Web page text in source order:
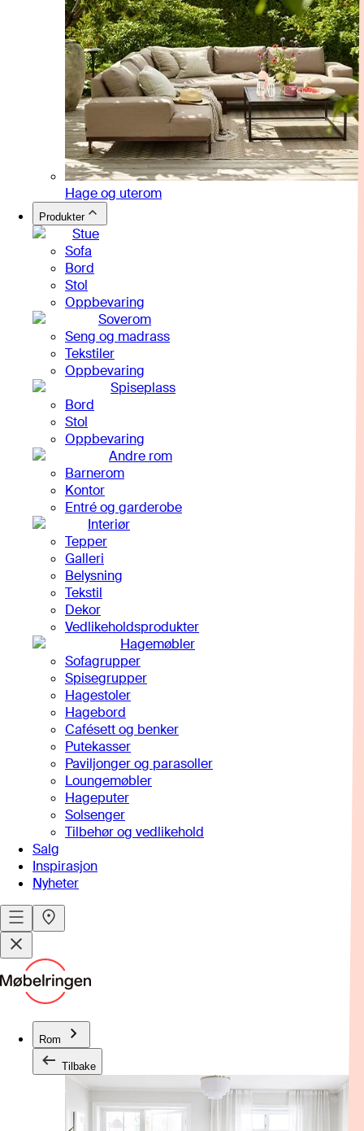
Hage og uterom
Produkter
Stue
Sofa
Bord
Stol
Oppbevaring
Soverom
Seng og madrass
Tekstiler
Oppbevaring
Spiseplass
Bord
Stol
Oppbevaring
Andre rom
Barnerom
Kontor
Entré og garderobe
Interiør
Tepper
Galleri
Belysning
Tekstil
Dekor
Vedlikeholdsprodukter
Hagemøbler
Sofagrupper
Spisegrupper
Hagestoler
Hagebord
Cafésett og benker
Putekasser
Paviljonger og parasoller
Loungemøbler
Hageputer
Solsenger
Tilbehør og vedlikehold
Salg
Inspirasjon
Nyheter
Rom
Tilbake